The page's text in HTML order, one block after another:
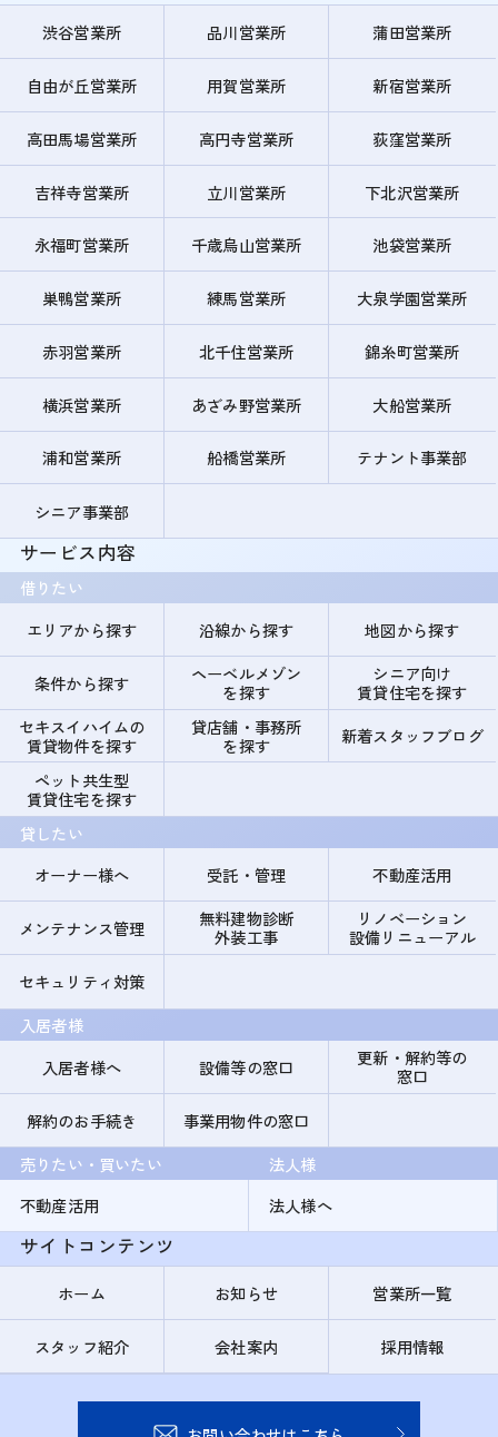
渋谷営業所 品川営業所 蒲田営業所
自由が丘営業所 用賀営業所 新宿営業所
高田馬場営業所 高円寺営業所 荻窪営業所
吉祥寺営業所 立川営業所 下北沢営業所
永福町営業所 千歳烏山営業所 池袋営業所
巣鴨営業所 練馬営業所 大泉学園営業所
赤羽営業所 北千住営業所 錦糸町営業所
横浜営業所 あざみ野営業所 大船営業所
浦和営業所 船橋営業所 テナント事業部
シニア事業部
サービス内容
借りたい
エリアから探す
沿線から探す 地図から探す
条件から探す
ヘーベルメゾン
を探す
シニア向け
賃貸住宅を探す
セキスイハイムの
賃貸物件を探す
貸店舗・事務所
を探す
新着スタッフブログ
ペット共生型
賃貸住宅を探す
貸したい
オーナー様へ
受託・管理 不動産活用
メンテナンス管理
無料建物診断
外装工事
リノベーション
設備リニューアル
セキュリティ対策
入居者様
入居者様へ
設備等の窓口
更新・解約等の
窓口
解約のお手続き
事業用物件の窓口
売りたい・買いたい
不動産活用
法人様
法人様へ
サイトコンテンツ
ホーム お知らせ 営業所一覧
スタッフ紹介 会社案内 採用情報